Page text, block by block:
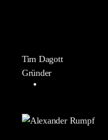
Tim Dagott
Gründer